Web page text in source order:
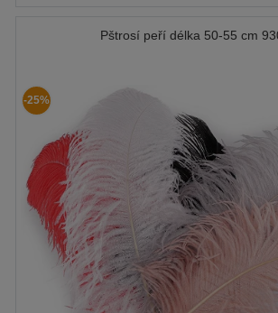
Pštrosí peří délka 50-55 cm
-25%